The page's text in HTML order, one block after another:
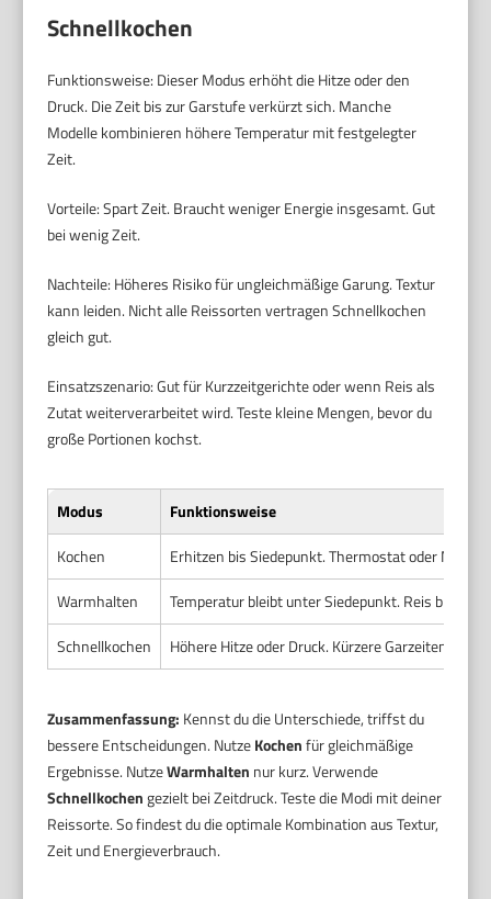
Schnellkochen
Funktionsweise: Dieser Modus erhöht die Hitze oder den
Druck. Die Zeit bis zur Garstufe verkürzt sich. Manche
Modelle kombinieren höhere Temperatur mit festgelegter
Zeit.
Vorteile: Spart Zeit. Braucht weniger Energie insgesamt. Gut
bei wenig Zeit.
Nachteile: Höheres Risiko für ungleichmäßige Garung. Textur
kann leiden. Nicht alle Reissorten vertragen Schnellkochen
gleich gut.
Einsatzszenario: Gut für Kurzzeitgerichte oder wenn Reis als
Zutat weiterverarbeitet wird. Teste kleine Mengen, bevor du
große Portionen kochst.
Modus
Funktionsweise
Kochen
Erhitzen bis Siedepunkt. Thermostat oder
Warmhalten
Temperatur bleibt unter Siedepunkt. Reis bleibt
Schnellkochen
Höhere Hitze oder Druck. Kürzere Garzeiten.
Zusammenfassung: Kennst du die Unterschiede, triffst du
bessere Entscheidungen. NutzeKochenfür gleichmäßige
Ergebnisse. NutzeWarmhalten nur kurz. Verwende
Schnellkochengezielt bei Zeitdruck. Teste die Modi mit deiner
Reissorte. So findest du die optimale Kombination aus Textur,
Zeit und Energieverbrauch.